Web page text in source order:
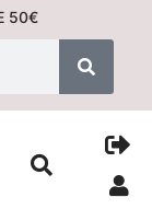
50€